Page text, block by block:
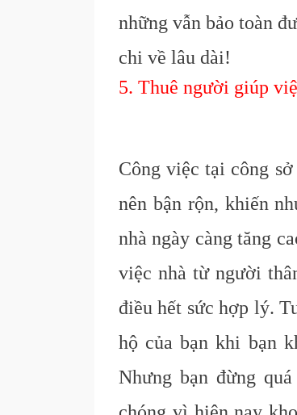
những vẫn bảo toàn
chi về lâu dài!
5. Thuê người giúp
Công việc tại công
nên bận rộn, khiến
nhà ngày càng tăng
việc nhà từ người
điều hết sức hợp lý.
hộ của bạn khi bạn
Nhưng bạn đừng